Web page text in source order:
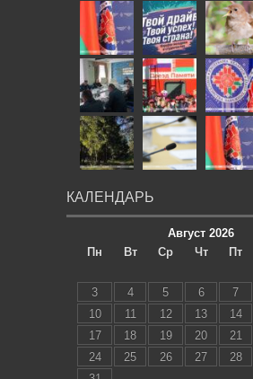
КАЛЕНДАРЬ
Август 2026
Пн
Вт Ср Чт Пт
3
4 5 6 7
10
11 12 13 14
17
18 19 20 21
24
25 26 27 28